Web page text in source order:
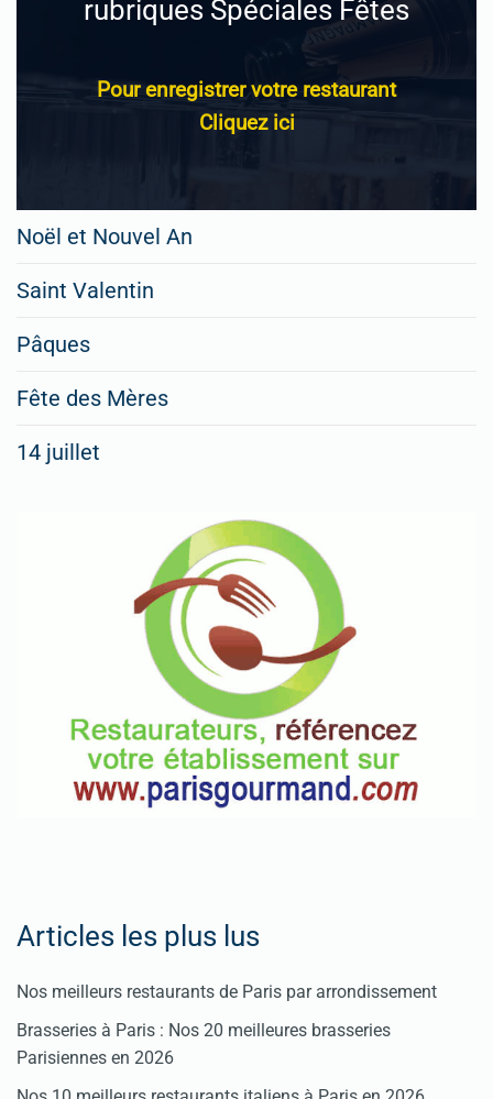
rubriques Spéciales Fêtes
Pour enregistrer votre restaurant
Cliquez ici
Noël et Nouvel An
Saint Valentin
Pâques
Fête des Mères
14 juillet
Articles les plus lus
Nos meilleurs restaurants de Paris par arrondissement
Brasseries à Paris : Nos 20 meilleures brasseries
Parisiennes en 2026